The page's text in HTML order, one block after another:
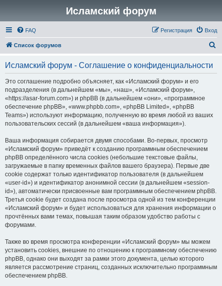
Исламский форум
FAQ Вход
Регистрация
Список форумов
Исламский форум - Соглашение о конфиденциальности
Это соглашение подробно объясняет, как «Исламский форум» и его
подразделения (в дальнейшем «мы», «наш», «Исламский форум»,
«https://asar-forum.com») и phpBB (в дальнейшем «они», «программное
обеспечение phpBB», «www.phpbb.com», «phpBB Limited», «phpBB
Teams») используют информацию, полученную во время любой из ваших
пользовательских сессий (в дальнейшем «ваша информация»).
Ваша информация собирается двумя способами. Во-первых, просмотр
«Исламский форум» приведёт к созданию программным обеспечением
phpBB определённого числа cookies (небольшие текстовые файлы,
загружаемые в папку временных файлов вашего браузера). Первые две
cookie содержат только идентификатор пользователя (в дальнейшем
«user-id») и идентификатор анонимной сессии (в дальнейшем «session-
id»), автоматически присвоенные вам программным обеспечением phpBB.
Третья cookie будет создана после просмотра одной из тем конференции
«Исламский форум» и будет использоваться для хранения информации о
прочтённых вами темах, повышая таким образом удобство работы с
форумами.
Также во время просмотра конференции «Исламский форум» мы можем
установить cookies, внешние по отношению к программному обеспечению
phpBB, однако они выходят за рамки этого документа, целью которого
является рассмотрение страниц, созданных исключительно программным
обеспечением phpBB.